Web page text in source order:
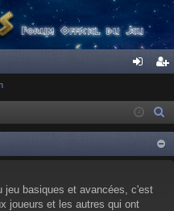
ne
xi
on
cri
pti
on
jeu basiques et avancées, c'est
joueurs et les autres qui ont